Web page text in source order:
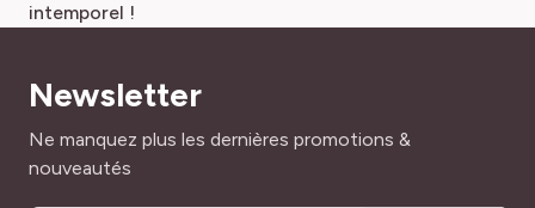
intemporel !
Newsletter
Adresse mail
Ne manquez plus les dernières promotions &
nouveautés